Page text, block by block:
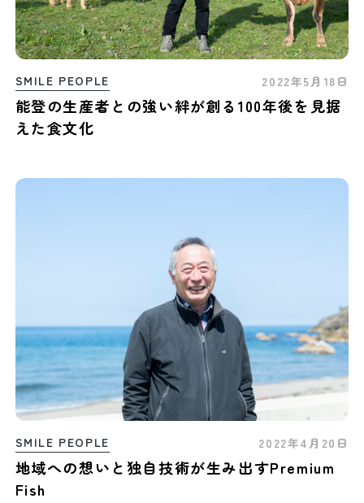
SMILE PEOPLE 2022年5月18日
能登の生産者との強い絆が創る100年後を見据
えた食文化
SMILE PEOPLE 2022年4月20日
地域への想いと独自技術が生み出すPremium
Fish